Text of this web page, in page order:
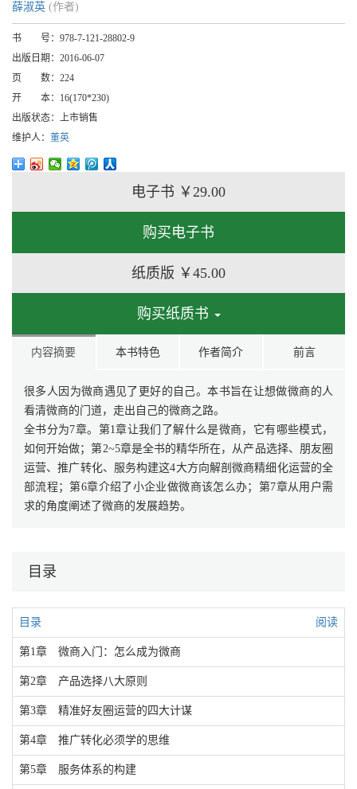
薛淑英 (作者)
书 号： 978-7-121-28802-9
出版日期： 2016-06-07
页 数： 224
开 本： 16(170*230)
出版状态： 上市销售
维护人： 董英
电子书 ￥29.00
购买电子书
纸质版 ￥45.00
购买纸质书
内容摘要 本书特色 作者简介 前言
很多人因为微商遇见了更好的自己。本书旨在让想做微商的人
看清微商的门道，走出自己的微商之路。
全书分为7章。第1章让我们了解什么是微商，它有哪些模式，
如何开始做；第2~5章是全书的精华所在，从产品选择、朋友圈
运营、推广转化、服务构建这4大方向解剖微商精细化运营的全
部流程；第6章介绍了小企业做微商该怎么办；第7章从用户需
求的角度阐述了微商的发展趋势。
目录
目录 阅读
第1章 微商入门：怎么成为微商
第2章 产品选择八大原则
第3章 精准好友圈运营的四大计谋
第4章 推广转化必须学的思维
第5章 服务体系的构建